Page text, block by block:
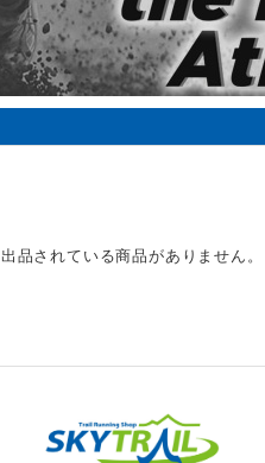
出品されている商品がありません。